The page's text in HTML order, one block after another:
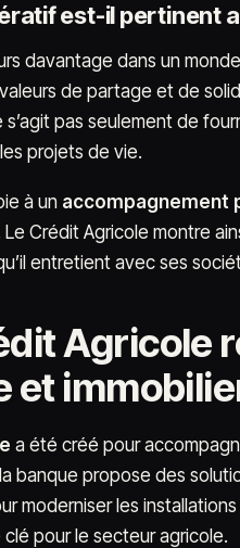
est-il pertinent
davantage dans un
de partage et de
pas seulement de
projets de vie.
à un accompagnement
Crédit Agricole montre
entretient avec ses
Agricole
et
a été créé pour
banque propose des
moderniser les installations
pour le secteur agricole.